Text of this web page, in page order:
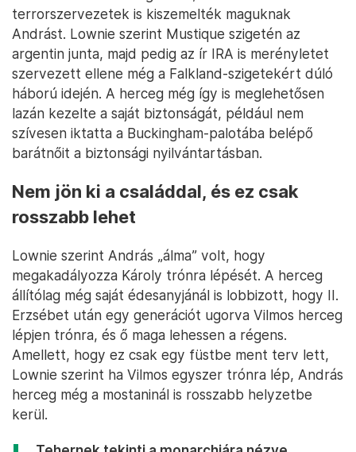
terrorszervezetek is kiszemelték maguknak
Andrást. Lownie szerint Mustique szigetén az
argentin junta, majd pedig az ír IRA is merényletet
szervezett ellene még a Falkland-szigetekért dúló
háború idején. A herceg még így is meglehetősen
lazán kezelte a saját biztonságát, például nem
szívesen iktatta a Buckingham-palotába belépő
barátnőit a biztonsági nyilvántartásban.
Nem jön ki a családdal, és ez csak
rosszabb lehet
Lownie szerint András „álma” volt, hogy
megakadályozza Károly trónra lépését. A herceg
állítólag még saját édesanyjánál is lobbizott, hogy II.
Erzsébet után egy generációt ugorva Vilmos herceg
lépjen trónra, és ő maga lehessen a régens.
Amellett, hogy ez csak egy füstbe ment terv lett,
Lownie szerint ha Vilmos egyszer trónra lép, András
herceg még a mostaninál is rosszabb helyzetbe
kerül.